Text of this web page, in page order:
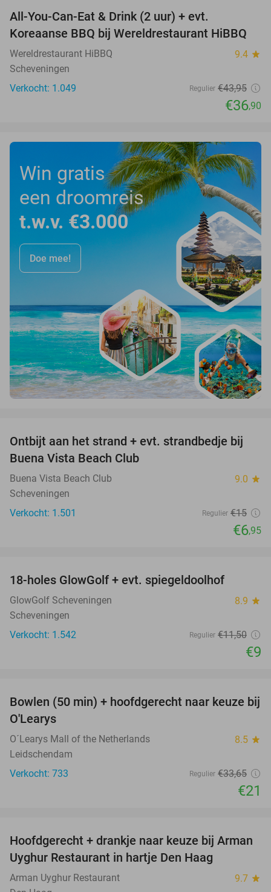
All-You-Can-Eat & Drink (2 uur) + evt.
Koreaanse BBQ bij Wereldrestaurant HiBBQ
Wereldrestaurant HiBBQ 9.4 star
Scheveningen
Verkocht: 1.049
Regulier €43,95
€36,90
Win gratis
een droomreis
t.w.v. €3.000
Doe mee!
54%
Ontbijt aan het strand + evt. strandbedje bij
Buena Vista Beach Club
Buena Vista Beach Club 9.0 star
Scheveningen
Verkocht: 1.501
Regulier €15
€6,95
18-holes GlowGolf + evt. spiegeldoolhof
GlowGolf Scheveningen 8.9 star
Scheveningen
Verkocht: 1.542
Regulier €11,50
€9
38%
Bowlen (50 min) + hoofdgerecht naar keuze bij
O'Learys
O´Learys Mall of the Netherlands 8.5 star
Leidschendam
Verkocht: 733
Regulier €33,65
€21
30%
Hoofdgerecht + drankje naar keuze bij Arman
Uyghur Restaurant in hartje Den Haag
Arman Uyghur Restaurant 9.7 star